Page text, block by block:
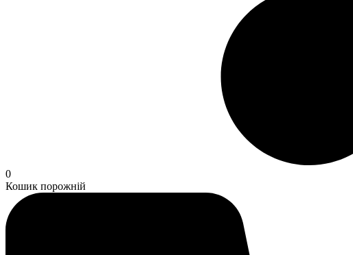
0
Кошик порожній